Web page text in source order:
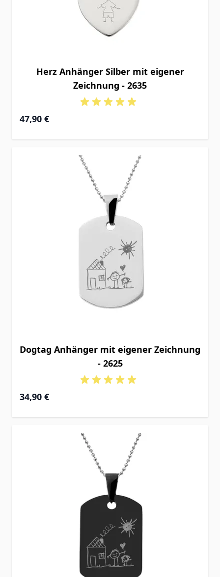
Herz Anhänger Silber mit eigener
Zeichnung - 2635
47,90 €
Dogtag Anhänger mit eigener Zeichnung
- 2625
34,90 €